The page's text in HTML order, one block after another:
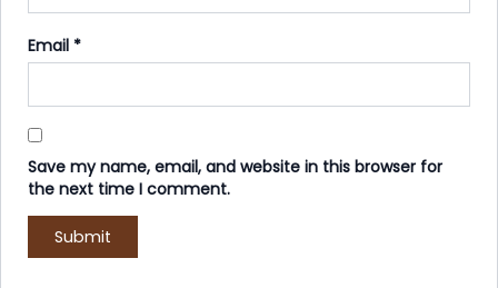
Email *
Save my name, email, and website in this browser for
the next time I comment.